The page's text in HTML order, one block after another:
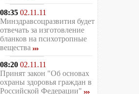
08:35 02.11.11
Минздравсоцразвития будет
отвечать за изготовление
бланков на психотропные
вещества
08:20 02.11.11
Принят закон "Об основах
охраны здоровья граждан в
Российской Федерации"